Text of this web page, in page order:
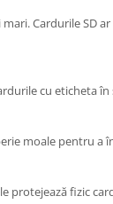
Cardurile SD
cu eticheta
moale pentru a
protejează fizic